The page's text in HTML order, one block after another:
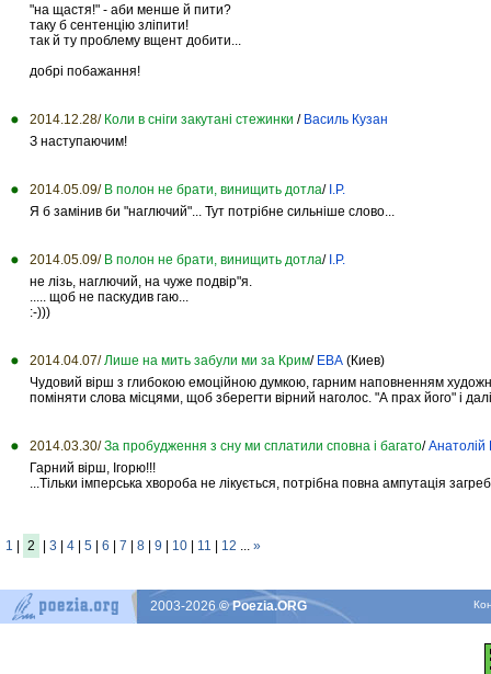
"на щастя!" - аби менше й пити?
таку б сентенцію зліпити!
так й ту проблему вщент добити...
добрі побажання!
2014.12.28/ Коли в сніги закутані стежинки / Василь Кузан
З наступаючим!
2014.05.09/ В полон не брати, винищить дотла/ І.Р.
Я б замінив би "наглючий"... Тут потрібне сильніше слово...
2014.05.09/ В полон не брати, винищить дотла/ І.Р.
не лізь, наглючий, на чуже подвір"я.
..... щоб не паскудив гаю...
:-)))
2014.04.07/ Лише на мить забули ми за Крим/ ЕВА (Киев)
Чудовий вірш з глибокою емоційною думкою, гарним наповненням
поміняти слова місцями, щоб зберегти вірний наголос. "А прах його" і
2014.03.30/ За пробудження з сну ми сплатили сповна і багато/Анатолій
Гарний вірш, Ігорю!!!
...Тільки імперська хвороба не лікується, потрібна повна ампутація
1 2 3 4 5 6 7 8 9 10 11 12 ... »
2003-2026© Poezia.ORG